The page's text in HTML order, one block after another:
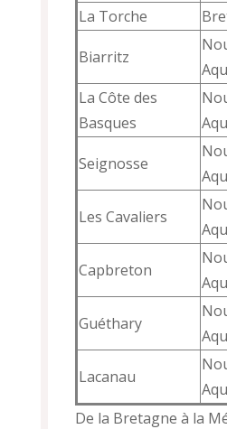
La Torche
Biarritz
La Côte des
Basques
Seignosse
Les Cavaliers
Capbreton
Guéthary
Lacanau
De la Bretagne à la